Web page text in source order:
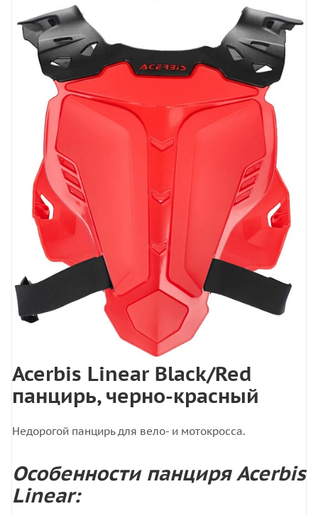
Acerbis Linear Black/Red
панцирь, черно-красный
Недорогой панцирь для вело- и мотокросса.
Особенности панциря Acerbis
Linear: